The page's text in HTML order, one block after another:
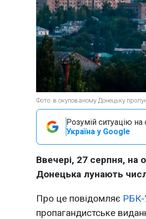
Фото: в окупованому Донецьку
Розумій ситуацію на
Україна у Google
Ввечері, 27 серпня, на
Донецька лунають
Про це повідомляє РБК-
пропагандистське